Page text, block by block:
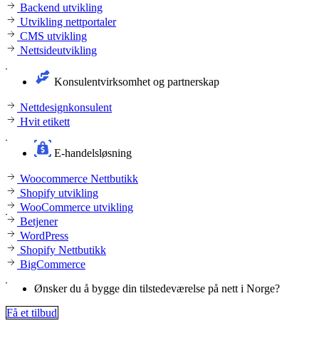
Backend utvikling
Utvikling nettportaler
CMS utvikling
Nettsideutvikling
Konsulentvirksomhet og partnerskap
Nettdesignkonsulent
Hvit etikett
E-handelsløsning
Woocommerce Nettbutikk
Shopify utvikling
WooCommerce utvikling
Betjener
WordPress
Shopify Nettbutikk
BigCommerce
Ønsker du å bygge din tilstedeværelse på nett i Norge?
Få et tilbud